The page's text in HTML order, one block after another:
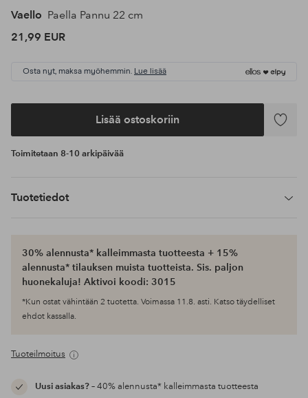
Vaello Paella Pannu 22 cm
21,99 EUR
Osta nyt, maksa myöhemmin. Lue lisää
Lisää ostoskoriin
Lisää
Toimitetaan 8-10 arkipäivää
Tuotetiedot
30% alennusta* kalleimmasta tuotteesta + 15%
alennusta* tilauksen muista tuotteista. Sis. paljon
huonekaluja! Aktivoi koodi: 3015
*Kun ostat vähintään 2 tuotetta. Voimassa 11.8. asti. Katso täydelliset
ehdot kassalla.
Tuoteilmoitus
Uusi asiakas?– 40% alennusta* kalleimmasta tuotteesta